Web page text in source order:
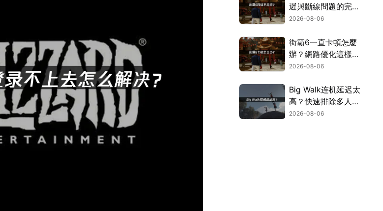
遲與斷線問題的完整
解決指南！
2026-08-06
街霸6一直卡頓怎麼
辦？網路優化這樣解
決！
2026-08-06
Big Walk连机延迟太
高？快速排除多人游
玩卡顿困扰！
2026-08-06